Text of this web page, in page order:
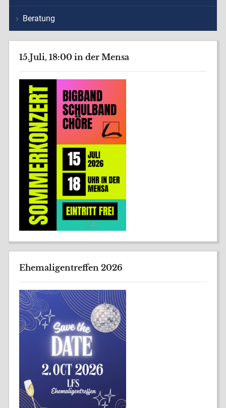
Beratung
15.Juli, 18:00 in der Mensa
Ehemaligentreffen 2026